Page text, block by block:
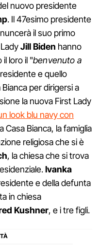
nuovo presidente
. Il 47esimo presidente
il suo primo
Jill Biden hanno
loro il "benvenuto a
e quello
per dirigersi a
la nuova First Lady
look blu navy con
Casa Bianca, la famiglia
religiosa che si è
, la chiesa che si trova
Ivanka
e della defunta
in chiesa
Kushner, e i tre figli.